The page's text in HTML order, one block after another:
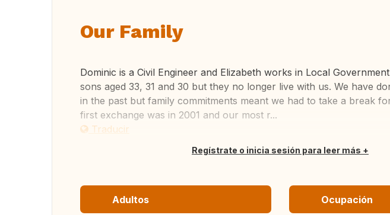
Our Family
Dominic is a Civil Engineer and Elizabeth works in Local
sons aged 33, 31 and 30 but they no longer live with us. We have
in the past but family commitments meant we had to take a break
first exchange was in 2001 and our most r...
Traducir
Regístrate o inicia sesión para leer más
Adultos Ocupación